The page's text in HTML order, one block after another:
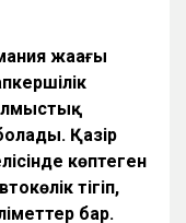
жаңағы
Қазір
көптеген
тігіп,
бар.